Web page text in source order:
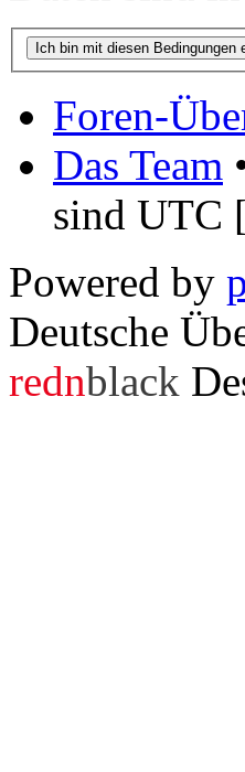
Foren-
Das Team
sind UTC
Powered by
Deutsche
rednblack